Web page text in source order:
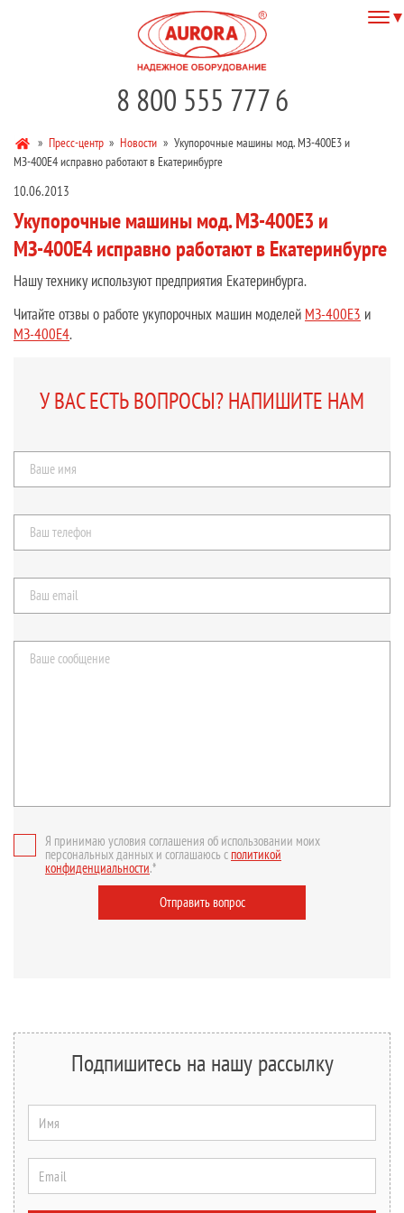
8 800 555 777 6
» Пресс-центр » Новости » Укупорочные машины мод. МЗ-400Е3 и
МЗ-400Е4 исправно работают в Екатеринбурге
10.06.2013
Укупорочные машины мод. МЗ-400Е3 и
МЗ-400Е4 исправно работают в Екатеринбурге
Нашу технику используют предприятия Екатеринбурга.
Читайте отзвы о работе укупорочных машин моделей МЗ-400Е3 и
МЗ-400Е4.
У ВАС ЕСТЬ ВОПРОСЫ? НАПИШИТЕ НАМ
Я принимаю условия соглашения об использовании моих
персональных данных и соглашаюсь сполитикой
конфиденциальности.*
Отправить вопрос
Подпишитесь на нашу рассылку
Имя
Email